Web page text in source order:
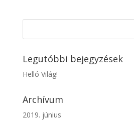
Legutóbbi bejegyzések
Helló Világ!
Archívum
2019. június